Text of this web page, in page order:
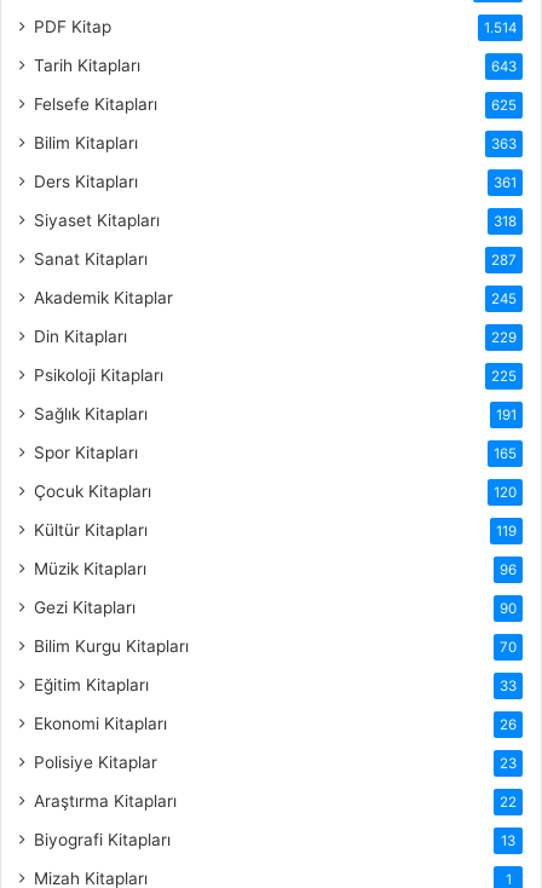
PDF Kitap 1.514
Tarih Kitapları 643
Felsefe Kitapları 625
Bilim Kitapları 363
Ders Kitapları 361
Siyaset Kitapları 318
Sanat Kitapları 287
Akademik Kitaplar 245
Din Kitapları 229
Psikoloji Kitapları 225
Sağlık Kitapları 191
Spor Kitapları 165
Çocuk Kitapları 120
Kültür Kitapları 119
Müzik Kitapları 96
Gezi Kitapları 90
Bilim Kurgu Kitapları 70
Eğitim Kitapları 33
Ekonomi Kitapları 26
Polisiye Kitaplar 23
Araştırma Kitapları 22
Biyografi Kitapları 13
Mizah Kitapları 1